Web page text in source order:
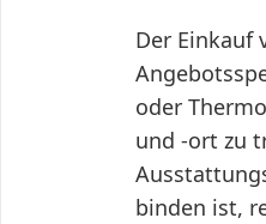
Der Einkauf
oder
und -ort zu
binden ist,